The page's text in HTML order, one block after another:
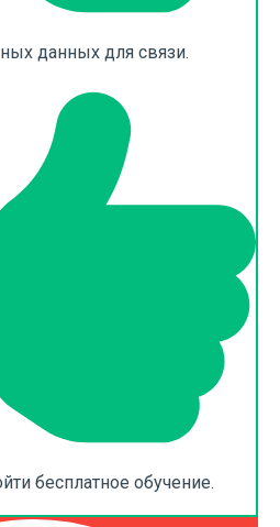
данных для связи.
бесплатное обучение.